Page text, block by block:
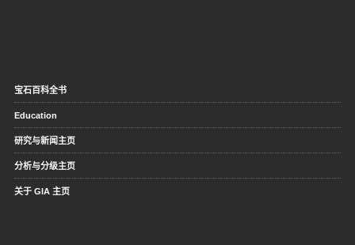
宝石百科全书
Education
研究与新闻主页
分析与分级主页
关于 GIA 主页